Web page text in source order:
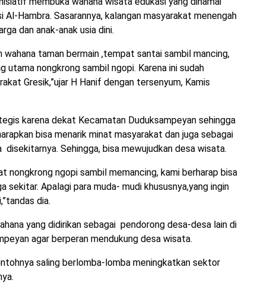
Al-Hambra. Sasarannya, kalangan masyarakat menengah
dan anak-anak usia dini.
wahana taman bermain ,tempat santai sambil mancing,
utama nongkrong sambil ngopi. Karena ini sudah
Gresik,”ujar H Hanif dengan tersenyum, Kamis
karena dekat Kecamatan Duduksampeyan sehingga
bisa menarik minat masyarakat dan juga sebagai
Sehingga, bisa mewujudkan desa wisata.
nongkrong ngopi sambil memancing, kami berharap bisa
sekitar. Apalagi para muda- mudi khususnya,yang ingin
dia.
yang didirikan sebagai pendorong desa-desa lain di
agar berperan mendukung desa wisata.
saling berlomba-lomba meningkatkan sektor